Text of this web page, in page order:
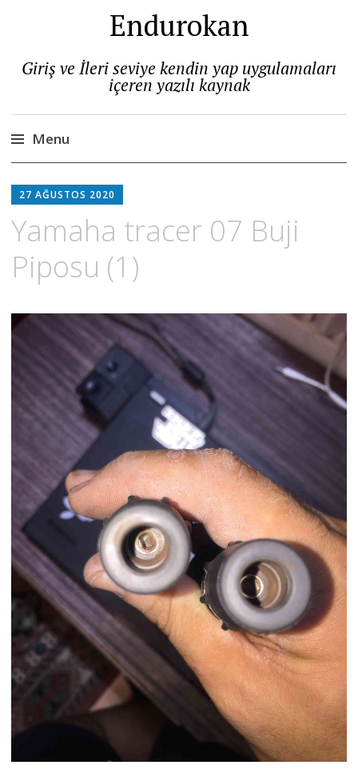
Endurokan
Giriş ve İleri seviye kendin yap uygulamaları
içeren yazılı kaynak
Menu
to
27 AĞUSTOS 2020
Yamaha tracer 07 Buji
Piposu (1)